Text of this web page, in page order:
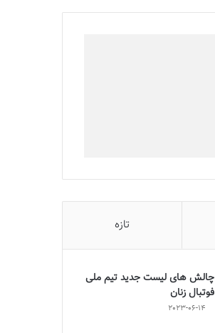
تازه
چالش هاى ليست جدید تيم ملى
فوتبال زنان
2023-06-14